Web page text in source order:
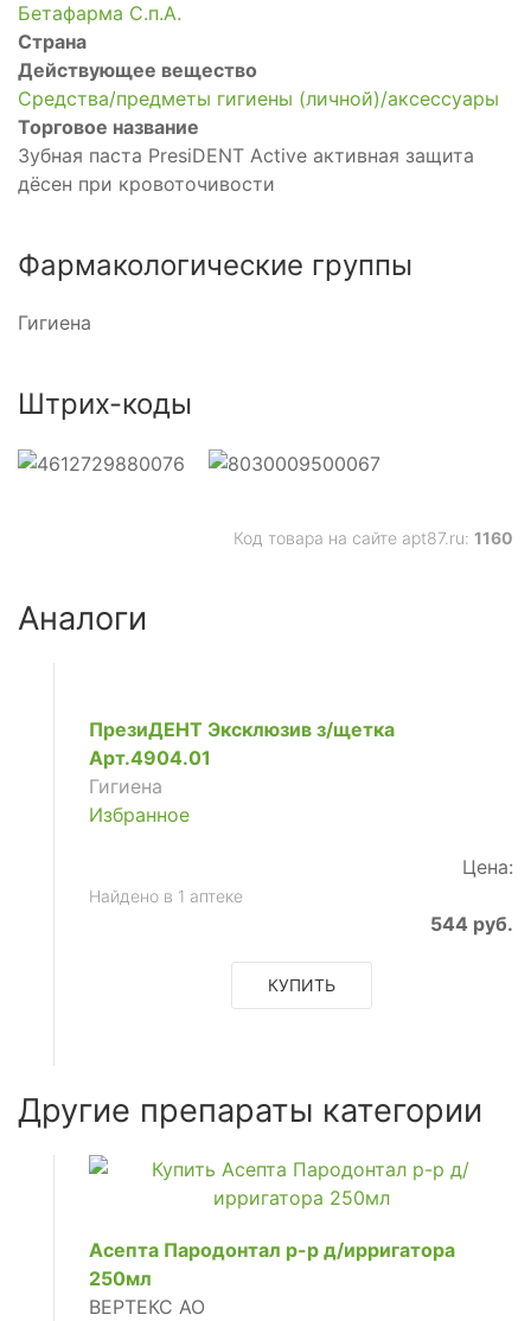
Бетафарма С.п.А.
Страна
Действующее вещество
Средства/предметы гигиены (личной)/аксессуары
Торговое название
Зубная паста PresiDENT Active активная защита
дёсен при кровоточивости
Фармакологические группы
Гигиена
Штрих-коды
Код товара на сайте apt87.ru: 1160
Аналоги
ПрезиДЕНТ Эксклюзив з/щетка
Арт.4904.01
Гигиена
Избранное
Цена:
Найдено в 1 аптеке
544 руб.
КУПИТЬ
Другие препараты категории
Асепта Пародонтал р-р д/ирригатора
250мл
ВЕРТЕКС АО